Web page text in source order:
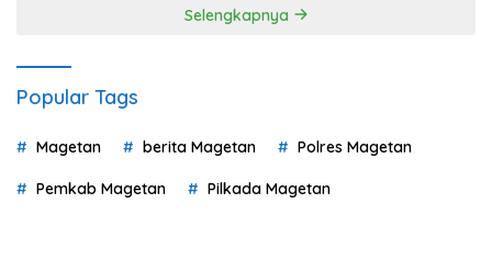
Selengkapnya
Popular Tags
Magetan berita Magetan Polres Magetan
Pemkab Magetan Pilkada Magetan